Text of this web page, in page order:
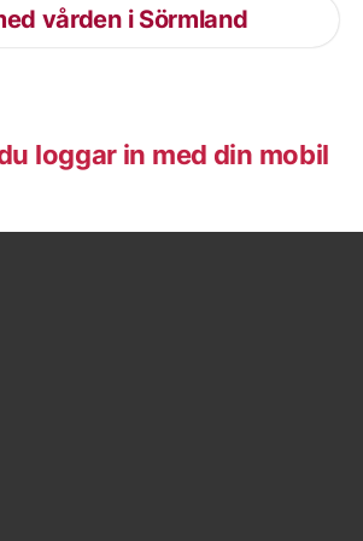
vården i Sörmland
loggar in med din mobil